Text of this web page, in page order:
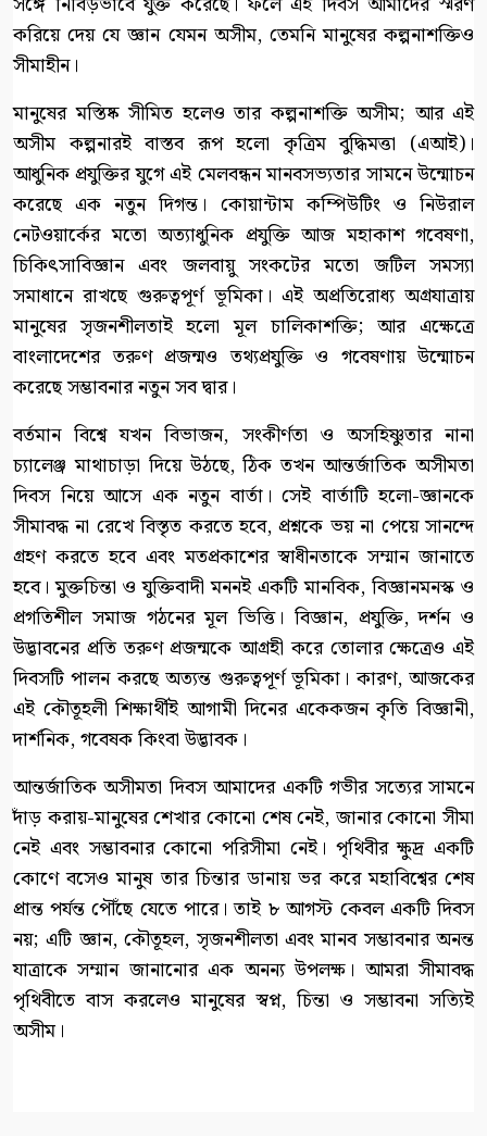
করিয়ে দেয় যে জ্ঞান যেমন অসীম, তেমনি মানুষের কল্পনাশক্তিও
সীমাহীন।
মানুষের মস্তিষ্ক সীমিত হলেও তার কল্পনাশক্তি অসীম; আর এই
অসীম কল্পনারই বাস্তব রূপ হলো কৃত্রিম বুদ্ধিমত্তা (এআই)।
আধুনিক প্রযুক্তির যুগে এই মেলবন্ধন মানবসভ্যতার সামনে উন্মোচন
করেছে এক নতুন দিগন্ত। কোয়ান্টাম কম্পিউটিং ও নিউরাল
নেটওয়ার্কের মতো অত্যাধুনিক প্রযুক্তি আজ মহাকাশ গবেষণা,
চিকিৎসাবিজ্ঞান এবং জলবায়ু সংকটের মতো জটিল সমস্যা
সমাধানে রাখছে গুরুত্বপূর্ণ ভূমিকা। এই অপ্রতিরোধ্য অগ্রযাত্রায়
মানুষের সৃজনশীলতাই হলো মূল চালিকাশক্তি; আর এক্ষেত্রে
বাংলাদেশের তরুণ প্রজন্মও তথ্যপ্রযুক্তি ও গবেষণায় উন্মোচন
করেছে সম্ভাবনার নতুন সব দ্বার।
বর্তমান বিশ্বে যখন বিভাজন, সংকীর্ণতা ও অসহিষ্ণুতার নানা
চ্যালেঞ্জ মাথাচাড়া দিয়ে উঠছে, ঠিক তখন আন্তর্জাতিক অসীমতা
দিবস নিয়ে আসে এক নতুন বার্তা। সেই বার্তাটি হলো-জ্ঞানকে
সীমাবদ্ধ না রেখে বিস্তৃত করতে হবে, প্রশ্নকে ভয় না পেয়ে সানন্দে
গ্রহণ করতে হবে এবং মতপ্রকাশের স্বাধীনতাকে সম্মান জানাতে
হবে। মুক্তচিন্তা ও যুক্তিবাদী মননই একটি মানবিক, বিজ্ঞানমনস্ক ও
প্রগতিশীল সমাজ গঠনের মূল ভিত্তি। বিজ্ঞান, প্রযুক্তি, দর্শন ও
উদ্ভাবনের প্রতি তরুণ প্রজন্মকে আগ্রহী করে তোলার ক্ষেত্রেও এই
দিবসটি পালন করছে অত্যন্ত গুরুত্বপূর্ণ ভূমিকা। কারণ, আজকের
এই কৌতূহলী শিক্ষার্থীই আগামী দিনের একেকজন কৃতি বিজ্ঞানী,
দার্শনিক, গবেষক কিংবা উদ্ভাবক।
আন্তর্জাতিক অসীমতা দিবস আমাদের একটি গভীর সত্যের সামনে
দাঁড় করায়-মানুষের শেখার কোনো শেষ নেই, জানার কোনো সীমা
নেই এবং সম্ভাবনার কোনো পরিসীমা নেই। পৃথিবীর ক্ষুদ্র একটি
কোণে বসেও মানুষ তার চিন্তার ডানায় ভর করে মহাবিশ্বের শেষ
প্রান্ত পর্যন্ত পৌঁছে যেতে পারে। তাই ৮ আগস্ট কেবল একটি দিবস
নয়; এটি জ্ঞান, কৌতূহল, সৃজনশীলতা এবং মানব সম্ভাবনার অনন্ত
যাত্রাকে সম্মান জানানোর এক অনন্য উপলক্ষ। আমরা সীমাবদ্ধ
পৃথিবীতে বাস করলেও মানুষের স্বপ্ন, চিন্তা ও সম্ভাবনা সত্যিই
অসীম।